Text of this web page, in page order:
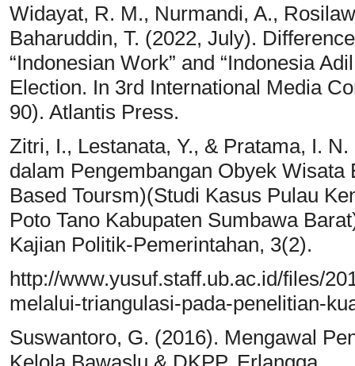
Widayat, R. M., Nurmandi, A.,
Baharuddin, T. (2022, July).
“Indonesian Work” and “Indonesia
Election. In 3rd International Media
90). Atlantis Press.
Zitri, I., Lestanata, Y., & Pratama, I.
dalam Pengembangan Obyek
Based Toursm)(Studi Kasus Pulau
Poto Tano Kabupaten Sumbawa
Kajian Politik-Pemerintahan, 3(2).
http://www.yusuf.staff.ub.ac.id/files/
melalui-triangulasi-pada-penelitian-
Suswantoro, G. (2016). Mengawal